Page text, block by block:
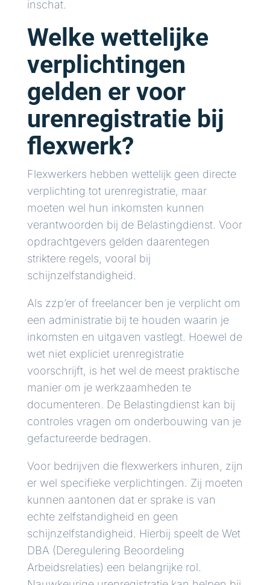
inschat.
Welke wettelijke
verplichtingen
gelden er voor
urenregistratie bij
flexwerk?
Flexwerkers hebben wettelijk geen directe
verplichting tot urenregistratie, maar
moeten wel hun inkomsten kunnen
verantwoorden bij de Belastingdienst. Voor
opdrachtgevers gelden daarentegen
striktere regels, vooral bij
schijnzelfstandigheid.
Als zzp’er of freelancer ben je verplicht om
een administratie bij te houden waarin je
inkomsten en uitgaven vastlegt. Hoewel de
wet niet expliciet urenregistratie
voorschrijft, is het wel de meest praktische
manier om je werkzaamheden te
documenteren. De Belastingdienst kan bij
controles vragen om onderbouwing van je
gefactureerde bedragen.
Voor bedrijven die flexwerkers inhuren, zijn
er wel specifieke verplichtingen. Zij moeten
kunnen aantonen dat er sprake is van
echte zelfstandigheid en geen
schijnzelfstandigheid. Hierbij speelt de Wet
DBA (Deregulering Beoordeling
Arbeidsrelaties) een belangrijke rol.